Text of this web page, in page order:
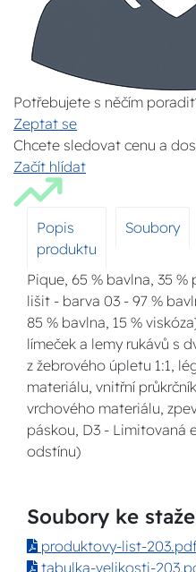
Potřebujete s něčím
Zeptat se
Chcete sledovat cenu a
Začít hlídat
Popis
produktu
Soubory
Pique, 65 % bavlna, 35
lišit - barva 03 - 97 %
85 % bavlna, 15 %
límeček a lemy rukávů s
z žebrového úpletu 1:1,
materiálu, vnitřní
vrchového materiálu,
páskou, D3 - Limitovaná
odstínu)
Soubory ke
produktovy-list-
tabulka-velikosti-